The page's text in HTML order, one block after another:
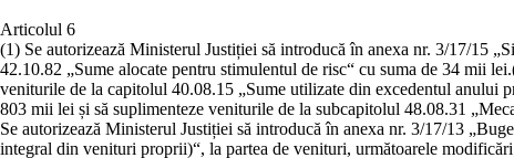
Articolul 6
(1) Se autorizează Ministerul Justiției să introducă în anexa nr. 3/17/15
42.10.82 „Sume alocate pentru stimulentul de risc“ cu suma de 34 mii lei.
veniturile de la capitolul 40.08.15 „Sume utilizate din excedentul anului
803 mii lei și să suplimenteze veniturile de la subcapitolul 48.08.31
Se autorizează Ministerul Justiției să introducă în anexa nr. 3/17/13
integral din venituri proprii)“, la partea de venituri, următoarele